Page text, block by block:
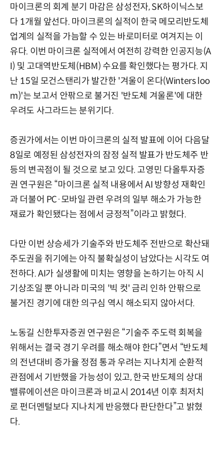
마이크론의 회계 분기 마감은 삼성전자, SK하이닉스보
다 1개월 앞선다. 마이크론의 실적이 한국 메모리반도체
업계의 실적을 가늠할 수 있는 바로미터로 여겨지는 이
유다. 이번 마이크론 실적에서 여전히 강력한 인공지능(A
I) 및 고대역반도체(HBM) 수요를 확인했다는 평가다. 지
난 15일 모건스탠리가 발간한 '겨울이 온다(Winters loo
m)'는 보고서 안팎으로 불거진 '반도체 겨울론'에 대한
우려도 사그라드는 분위기다.
증권가에서는 이번 마이크론의 실적 발표에 이어 다음달
8일로 예정된 삼성전자의 잠정 실적 발표가 반도체주 반
등의 변곡점이 될 것으로 보고 있다. 고영민 다올투자증
권 연구원은 “마이크론 실적 내용에서 AI 방향성 재확인
과 더불어 PC·모바일 관련 우려의 일부 해소가 가능한
재료가 확인됐다는 점에서 긍정적”이라고 밝혔다.
다만 이번 상승세가 기술주와 반도체주 전반으로 확산돼
주도권을 쥐기에는 아직 불확실성이 남았다는 시각도 여
전하다. AI가 실생활에 미치는 영향을 논하기는 아직 시
기상조일 뿐 아니라 미국의 '빅 컷' 금리 인하 안팎으로
불거진 경기에 대한 의구심 역시 해소되지 않아서다.
노동길 신한투자증권 연구원은 “기술주 주도력 회복을
위해서는 결국 경기 우려를 해소해야 한다”면서 “반도체
의 전년대비 증가율 정점 통과 우려는 지나치게 순환적
관점에서 기반했을 가능성이 있고, 한국 반도체의 상대
밸류에이션은 마이크론과 비교시 2014년 이후 최저치
로 펀더멘털보다 지나치게 반응했다 판단한다”고 밝혔
다.